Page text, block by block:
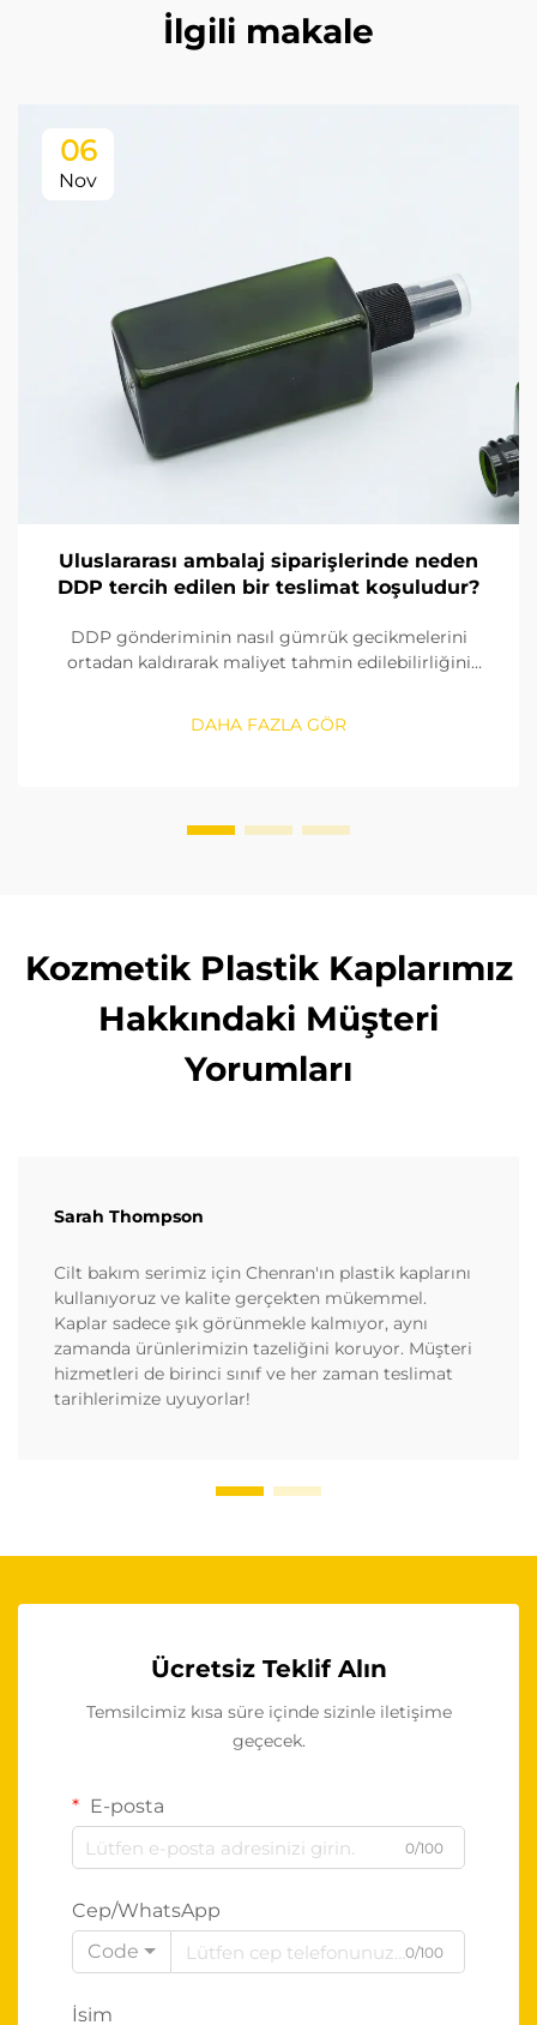
İlgili makale
06
Nov
Uluslararası ambalaj siparişlerinde neden
DDP tercih edilen bir teslimat koşuludur?
DDP gönderiminin nasıl gümrük gecikmelerini
ortadan kaldırarak maliyet tahmin edilebilirliğini
kolaylaştırdığını keşfedin. Zaman duyarlı siparişler için
neden en iyi seçenek olduğunu görün.
DAHA FAZLA GÖR
Kozmetik Plastik Kaplarımız
Hakkındaki Müşteri
Yorumları
Sarah Thompson
Cilt bakım serimiz için Chenran'ın plastik kaplarını
kullanıyoruz ve kalite gerçekten mükemmel.
Kaplar sadece şık görünmekle kalmıyor, aynı
zamanda ürünlerimizin tazeliğini koruyor. Müşteri
hizmetleri de birinci sınıf ve her zaman teslimat
tarihlerimize uyuyorlar!
Ücretsiz Teklif Alın
Temsilcimiz kısa süre içinde sizinle iletişime
geçecek.
E-posta
0/100
Cep/WhatsApp
Code
0/100
İsim